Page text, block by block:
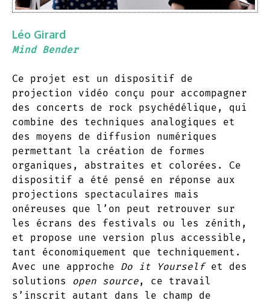
Léo Girard
Mind Bender
Ce projet est un dispositif de
projection vidéo conçu pour accompagner
des concerts de rock psychédélique, qui
combine des techniques analogiques et
des moyens de diffusion numériques
permettant la création de formes
organiques, abstraites et colorées. Ce
dispositif a été pensé en réponse aux
projections spectaculaires mais
onéreuses que l’on peut retrouver sur
les écrans des festivals ou les zénith,
et propose une version plus accessible,
tant économiquement que techniquement.
Avec une approche Do it Yourself et des
solutions
open source, ce travail
s’inscrit autant dans le champ de